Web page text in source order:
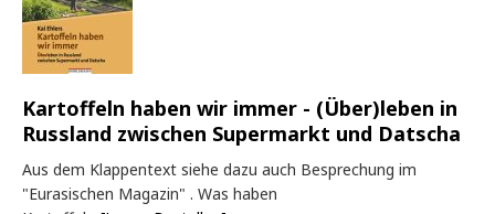
Kartoffeln haben wir immer - (Über)leben in
Russland zwischen Supermarkt und Datscha
Aus dem Klappentext siehe dazu auch Besprechung im
"Eurasischen Magazin" . Was haben